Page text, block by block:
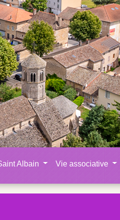
Albain Vie associative